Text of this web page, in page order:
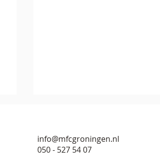
info@mfcgroningen.nl
050 - 527 54 07